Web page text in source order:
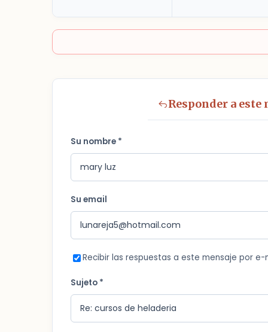
Responder a este
Su nombre *
Su email
Recibir las respuestas a este mensaje por e-
Sujeto *